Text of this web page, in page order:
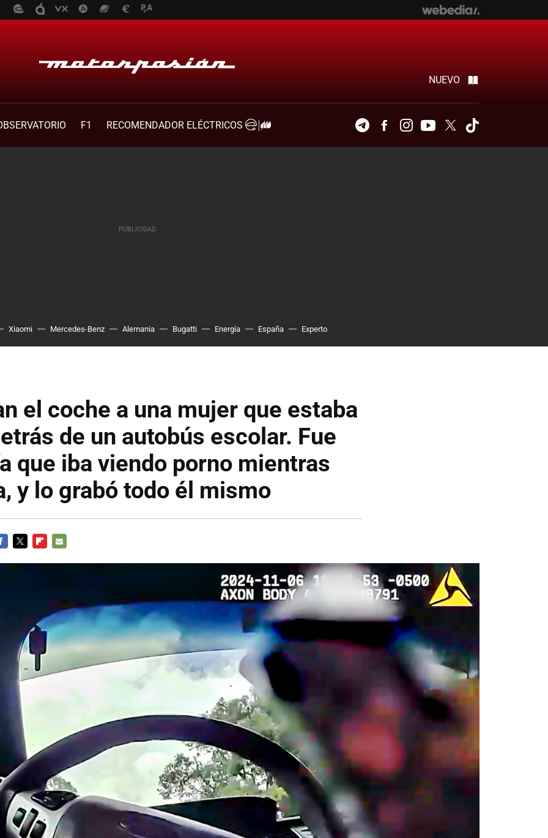
NUEVO
F1 RECOMENDADOR ELÉCTRICOS TelegramFacebookInstagramYoutubeTwitter
Xiaomi Mercedes-Benz Alemania Bugatti Energía España Experto
el coche a una mujer que estaba
de un autobús escolar. Fue
que iba viendo porno mientras
y lo grabó todo él mismo